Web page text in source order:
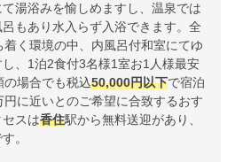
湯浴みを愉しめますし、温泉では
もあり水入らず入浴できます。全
く環境の中、内風呂付和室にてゆ
、1泊2食付3名様1室お1人様最安
場合でも税込50,000円以下で宿泊
に近いとのご希望に合致するおす
スは香住駅から無料送迎があり、
。